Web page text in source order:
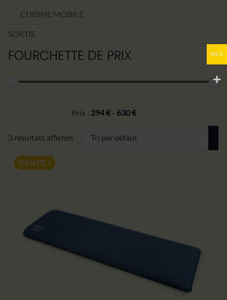
CUISINE MOBILE
SORTIE
FOURCHETTE DE PRIX
Prix : 294 €- 630 €
3 résultats affichés
VENTE !
PLN